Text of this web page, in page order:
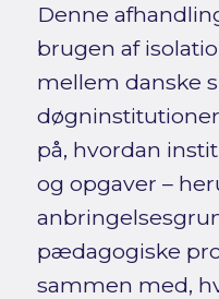
Denne
brugen af
mellem danske
på, hvordan
og opgaver –
pædagogiske
sammen med,